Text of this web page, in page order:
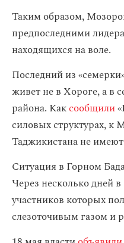
Таким образом,
предпоследними
находящихся на воле.
Последний из
живет не в Хороге, а в
района. Каксообщили
силовых структурах, к
Таджикистана не
Ситуация в Горном
Через несколько дней
участников которых
слезоточивым газом и